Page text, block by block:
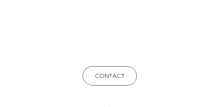
CONTACT